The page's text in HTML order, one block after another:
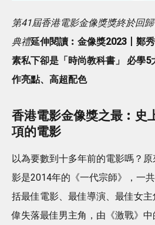
第41屆香港電影金像獎獎終於回
典禮延伸閱讀︰金像獎2023丨鄭
素私下卻是「時尚教科書」 必學5
作亮點、高超配色
香港電影金像獎之最︰史
項的電影
以為要數到十多年前的電影嗎？
影是2014年的《一代宗師》，一
括最佳電影、最佳導演、最佳女
偉失落最佳男主角，由《激戰》中